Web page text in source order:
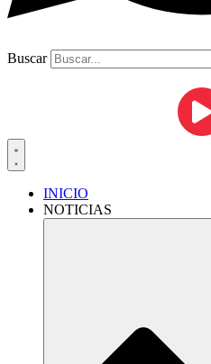
Buscar
INICIO
NOTICIAS